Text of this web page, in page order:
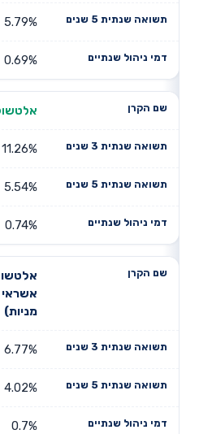
5.79%
0.69%
11.26%
5.54%
0.74%
מניות)
6.77%
4.02%
0.7%